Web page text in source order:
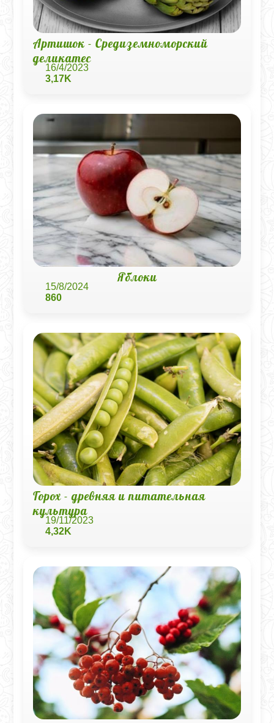
Артишок - Средиземноморский
деликатес
16/4/2023
3,17K
Яблоки
15/8/2024
860
Горох - древняя и питательная
культура
19/11/2023
4,32K